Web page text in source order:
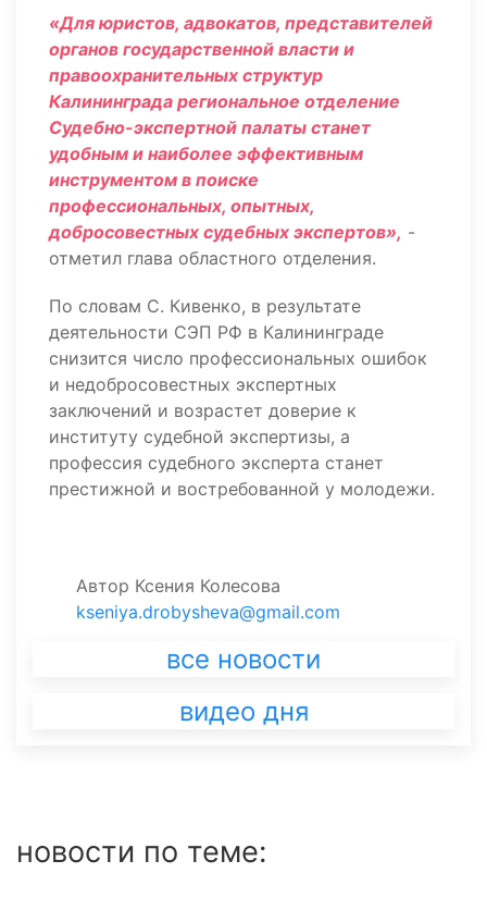
«Для юристов, адвокатов, представителей
органов государственной власти и
правоохранительных структур
Калининграда региональное отделение
Судебно-экспертной палаты станет
удобным и наиболее эффективным
инструментом в поиске
профессиональных, опытных,
добросовестных судебных экспертов», -
отметил глава областного отделения.
По словам С. Кивенко, в результате
деятельности СЭП РФ в Калининграде
снизится число профессиональных ошибок
и недобросовестных экспертных
заключений и возрастет доверие к
институту судебной экспертизы, а
профессия судебного эксперта станет
престижной и востребованной у молодежи.
Автор Ксения Колесова
kseniya.drobysheva@gmail.com
все новости
видео дня
новости по теме: